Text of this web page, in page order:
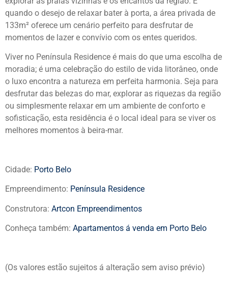
quando o desejo de relaxar bater à porta, a área privada de
133m² oferece um cenário perfeito para desfrutar de
momentos de lazer e convívio com os entes queridos.
Viver no Península Residence é mais do que uma escolha de
moradia; é uma celebração do estilo de vida litorâneo, onde
o luxo encontra a natureza em perfeita harmonia. Seja para
desfrutar das belezas do mar, explorar as riquezas da região
ou simplesmente relaxar em um ambiente de conforto e
sofisticação, esta residência é o local ideal para se viver os
melhores momentos à beira-mar.
Cidade: Porto Belo
Empreendimento: Península Residence
Construtora: Artcon Empreendimentos
Conheça também: Apartamentos á venda em Porto Belo
(Os valores estão sujeitos á alteração sem aviso prévio)